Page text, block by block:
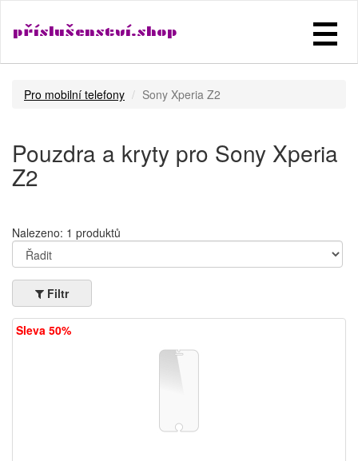
příslušenství.shop
Pro mobilní telefony Sony Xperia Z2
Pouzdra a kryty pro Sony Xperia
Z2
Nalezeno: 1 produktů
Filtr
Sleva 50%